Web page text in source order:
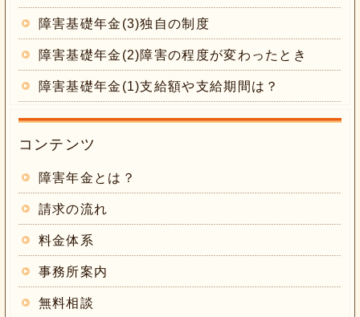
障害基礎年金(3)独自の制度
障害基礎年金(2)障害の程度が変わったとき
障害基礎年金(1)支給額や支給期間は？
コンテンツ
障害年金とは？
請求の流れ
料金体系
事務所案内
無料相談